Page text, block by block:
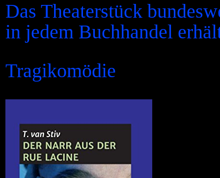
Das Theaterstück
in jedem Buchhandel
Tragikomödie